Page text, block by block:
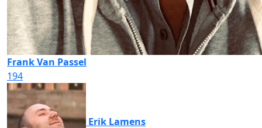
Frank Van Passel
194
Erik Lamens